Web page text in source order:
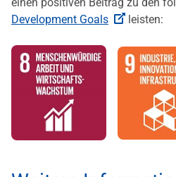
einen positiven Beitrag zu den
Development Goals
leisten: